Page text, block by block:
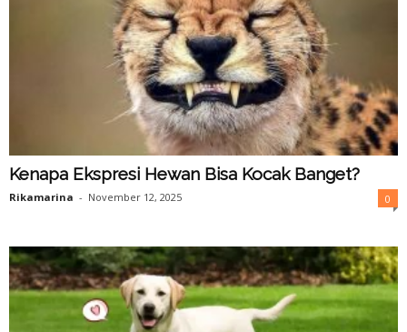
Kenapa Ekspresi Hewan Bisa Kocak Banget?
Rikamarina - November 12, 2025 0